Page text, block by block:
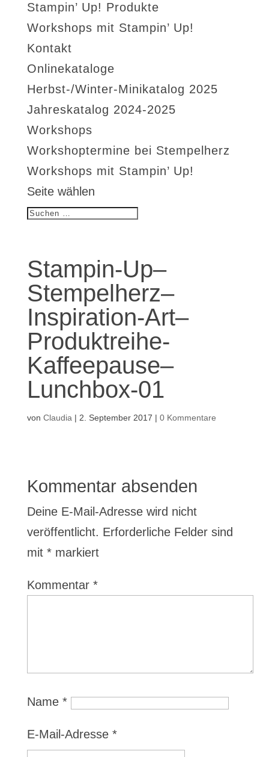
Stampin’ Up! Produkte
Workshops mit Stampin’ Up!
Kontakt
Onlinekataloge
Herbst-/Winter-Minikatalog 2025
Jahreskatalog 2024-2025
Workshops
Workshoptermine bei Stempelherz
Workshops mit Stampin’ Up!
Seite wählen
Stampin-Up–
Stempelherz–
Inspiration-Art–
Produktreihe-
Kaffeepause–
Lunchbox-01
von Claudia | 2. September 2017 | 0 Kommentare
Kommentar absenden
Deine E-Mail-Adresse wird nicht
veröffentlicht. Erforderliche Felder sind
mit *markiert
Kommentar *
Name *
E-Mail-Adresse *